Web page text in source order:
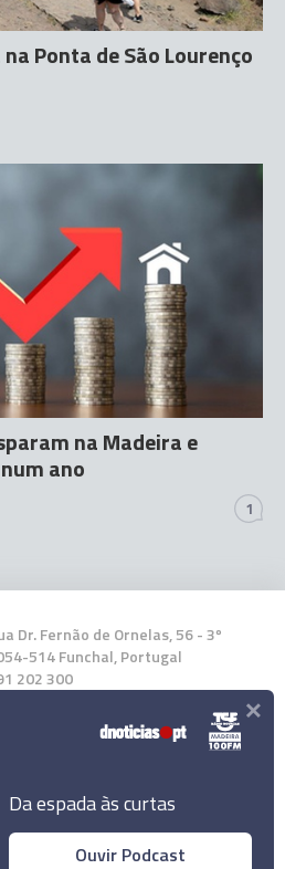
Ponta de São Lourenço
na Madeira e
ano
1
Dr. Fernão de Ornelas, 56 - 3º
514 Funchal, Portugal
202 300
a nossa App
Da espada às curtas
Ouvir Podcast
×